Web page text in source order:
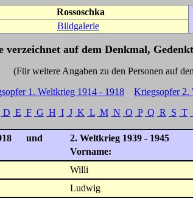
Rossoschka
Bildgalerie
verzeichnet auf dem Denkmal,
zu den Personen auf den
1. Weltkrieg 1914 - 1918
Kriegsopfer 2.
D E F G H I J K L M N O P Q R S T
1918 und
2. Weltkrieg 1939 - 1945
Vorname:
Willi
Ludwig